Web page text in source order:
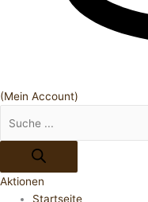
(Mein Account)
Aktionen
Startseite